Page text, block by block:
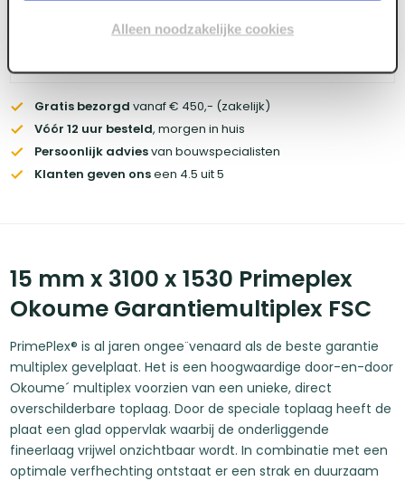
Alleen noodzakelijke cookies
account
Gratis bezorgd vanaf € 450,- (zakelijk)
Vóór 12 uur besteld, morgen in huis
Persoonlijk adviesvan bouwspecialisten
Klanten geven onseen 4.5 uit 5
15 mm x 3100 x 1530 Primeplex
Okoume Garantiemultiplex FSC
PrimePlex® is al jaren ongee¨venaard als de beste garantie
multiplex gevelplaat. Het is een hoogwaardige door-en-door
Okoume´ multiplex voorzien van een unieke, direct
overschilderbare toplaag. Door de speciale toplaag heeft de
plaat een glad oppervlak waarbij de onderliggende
fineerlaag vrijwel onzichtbaar wordt. In combinatie met een
optimale verfhechting ontstaat er een strak en duurzaam